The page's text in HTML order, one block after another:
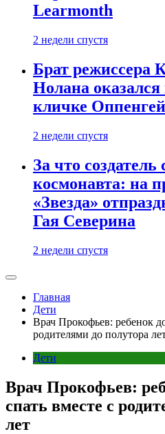
Learmonth
2 недели спустя
Брат режиссера
Нолана
кличке
2 недели спустя
За что
космонавта: на
«Звезда»
Гая Северина
2 недели спустя
Главная
Дети
Врач Прокофьев: ребенок
родителями до полутора
Дети
Врач Прокофьев:
спать вместе с
лет